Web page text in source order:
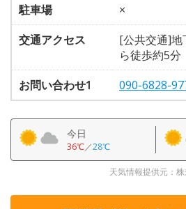
駐車場
×
交通アクセス
[公共交通]地
ら徒歩約5分
お問い合わせ1
090-6828-
今日
36℃／28℃
天気情報提供元：